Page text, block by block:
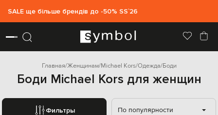
SALE ще більше брендів до -50% SS`26
Главная Женщинам Michael Kors Одежда Боди
Боди Michael Kors для женщин
Фильтры По популярности